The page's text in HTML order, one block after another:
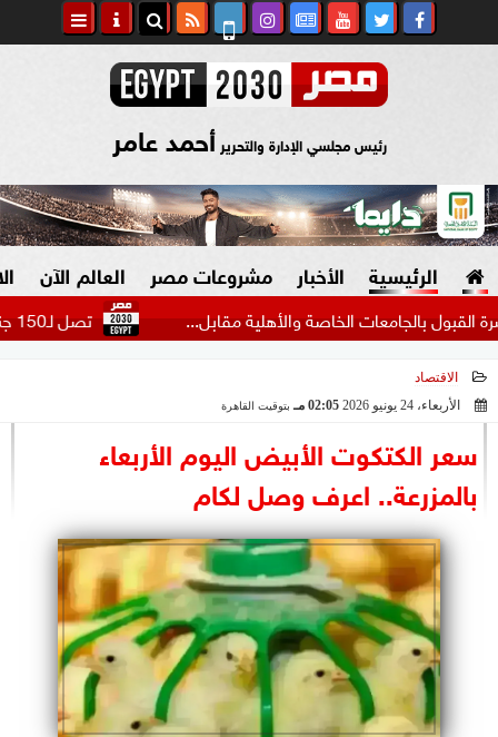
رئيس مجلسي الإدارة والتحرير أحمد عامر
الرئيسية الأخبار
السياسة
الرئاسة
البرلمان
الوزارات
الأحزاب
مشروعات مصر
صنع في مصر
العالم الآن
تصل لـ150 جنيه.. تفاصيل رسوم السحب النقدي من داخل فروع... الخاصة والأهلية مقابل...
الاقتصاد
الأربعاء، 24 يونيو 2026
02:05 مـ بتوقيت القاهرة
سعر الكتكوت الأبيض اليوم الأربعاء
بالمزرعة.. اعرف وصل لكام